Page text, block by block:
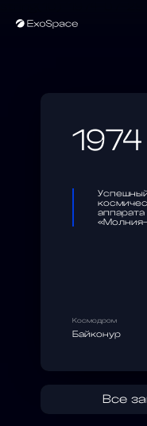
1974
аппарата
Космодром
Байконур
Все